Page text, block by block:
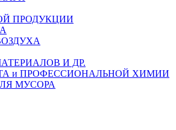
ПРОДУКЦИИ
И ДР.
и ПРОФЕССИОНАЛЬНОЙ ХИМИИ
МУСОРА